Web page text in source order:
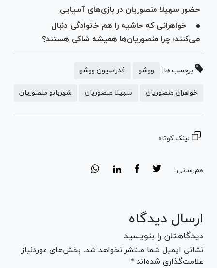
حضور سهیلا منصوریان در بازی‌های آسیایی
خواهرانی که حاشیه را هم خانوادگی دنبال
می‌کنند؛ چرا منصوریان‌ها همیشه شاکی هستند؟
برچسب ها: ووشو فدراسیون ووشو
خواهران منصوریان سهیلا منصوریان شهربانو منصوریان
لینک کوتاه
هم‌رسانی:
ارسال دیدگاه
دیدگاهتان را بنویسید
نشانی ایمیل شما منتشر نخواهد شد. بخش‌های موردنیاز
علامت‌گذاری شده‌اند *